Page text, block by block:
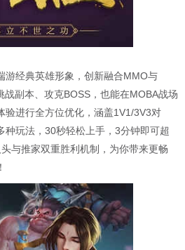
游经典英雄形象，创新融合MMO与
战副本、攻克BOSS，也能在MOBA战场
验进行全方位优化，涵盖1V1/3V3对
种玩法，30秒轻松上手，3分钟即可超
与推家双重胜利机制，为你带来更畅